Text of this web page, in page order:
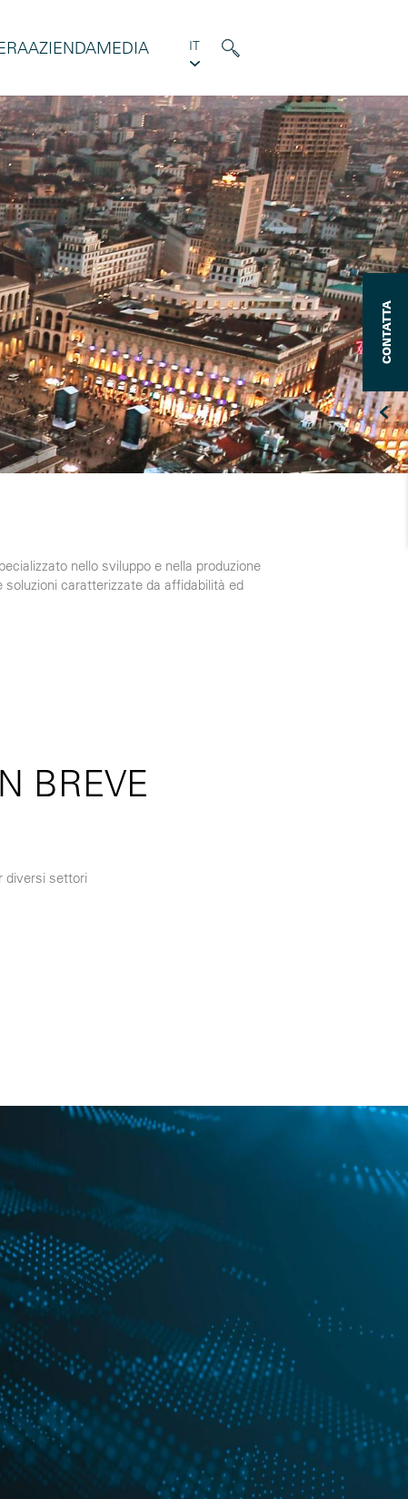
AZIENDAMEDIA IT
CONTATTA
nello sviluppo e nella produzione
caratterizzate da affidabilità ed
BREVE
diversi settori